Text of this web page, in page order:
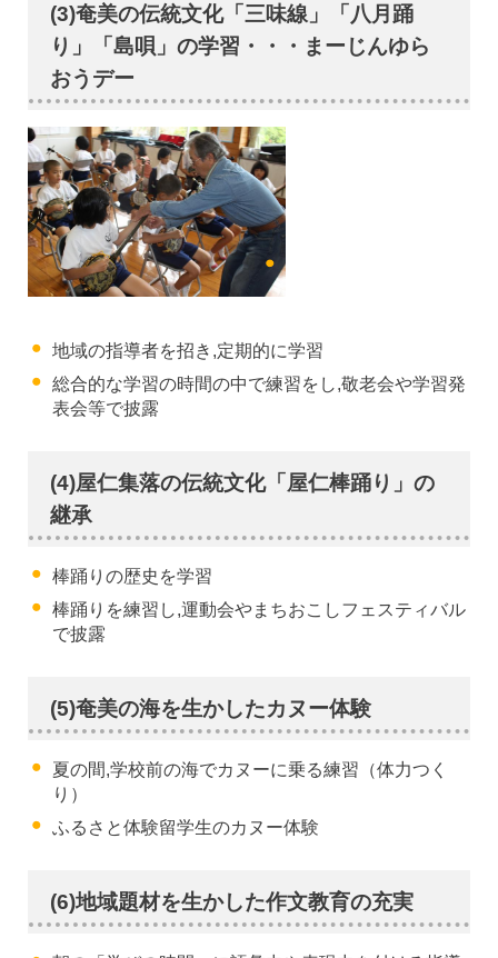
(3)奄美の伝統文化「三味線」「八月踊
り」「島唄」の学習・・・まーじんゆら
おうデー
地域の指導者を招き,定期的に学習
総合的な学習の時間の中で練習をし,敬老会や学習発
表会等で披露
(4)屋仁集落の伝統文化「屋仁棒踊り」の
継承
棒踊りの歴史を学習
棒踊りを練習し,運動会やまちおこしフェスティバル
で披露
(5)奄美の海を生かしたカヌー体験
夏の間,学校前の海でカヌーに乗る練習（体力つく
り）
ふるさと体験留学生のカヌー体験
(6)地域題材を生かした作文教育の充実